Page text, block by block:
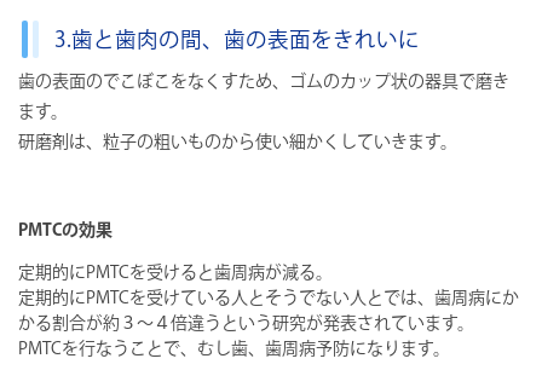
3.歯と歯肉の間、歯の表面をきれいに
歯の表面のでこぼこをなくすため、ゴムのカップ状の器具で磨き
ます。
研磨剤は、粒子の粗いものから使い細かくしていきます。
PMTCの効果
定期的にPMTCを受けると歯周病が減る。
定期的にPMTCを受けている人とそうでない人とでは、歯周病にか
かる割合が約３～４倍違うという研究が発表されています。
PMTCを行なうことで、むし歯、歯周病予防になります。